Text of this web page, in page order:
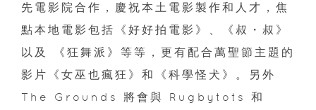
先電影院合作，慶祝本土電影製作和人才，焦
點本地電影包括《好好拍電影》、《叔・叔》
以及 《狂舞派》等等，更有配合萬聖節主題的
影片《女巫也瘋狂》和《科學怪犬》。另外
The Grounds 將會與 Rugbytots 和